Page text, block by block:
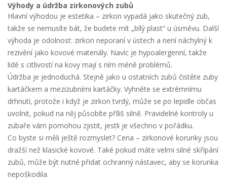
Výhody a údržba zirkonových zubů
Hlavní výhodou je estetika – zirkon vypadá jako skutečný zub,
takže se nemusíte bát, že budete mít „bílý plast“ u úsměvu. Další
výhoda je odolnost: zirkon neporaní v ústech a není náchylný k
rezivění jako kovové materiály. Navíc je hypoalergenní, takže
lidé s citlivostí na kovy mají s ním méně problémů.
Údržba je jednoduchá. Stejně jako u ostatních zubů čistěte zuby
kartáčkem a mezizubními kartáčky. Vyhněte se extrémnímu
drhnutí, protože i když je zirkon tvrdý, může se po lepidle občas
uvolnit, pokud na něj působíte příliš silně. Pravidelné kontroly u
zubaře vám pomohou zjistit, jestli je všechno v pořádku.
Co byste si měli ještě rozmyslet? Cena – zirkonové korunky jsou
dražší než klasické kovové. Také pokud máte velmi silné skřípání
zubů, může být nutné přidat ochranný nástavec, aby se korunka
nepoškodila.